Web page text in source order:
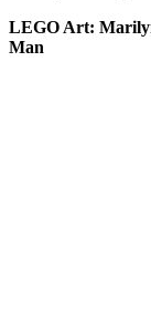
LEGO Art:
Man